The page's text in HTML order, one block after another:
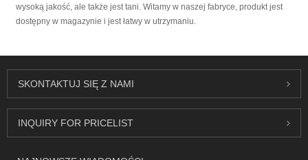
wysoką jakość, ale także jest tani. Witamy w naszej fabryce, produkt jest
dostępny w magazynie i jest łatwy w utrzymaniu.
SKONTAKTUJ SIĘ Z NAMI
INQUIRY FOR PRICELIST